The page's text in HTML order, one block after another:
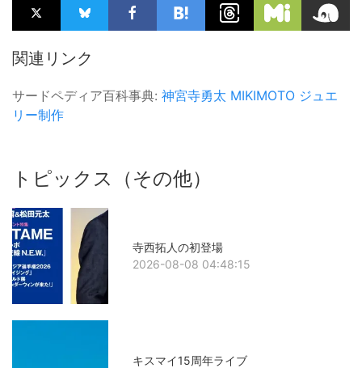
関連リンク
サードペディア百科事典: 神宮寺勇太 MIKIMOTO ジュエ
リー制作
トピックス（その他）
寺西拓人の初登場
2026-08-08 04:48:15
キスマイ15周年ライブ